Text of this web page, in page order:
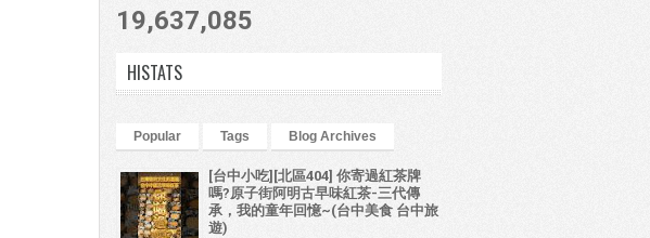
19,637,085
HISTATS
Popular Tags Blog Archives
[台中小吃][北區404] 你寄過紅茶牌
嗎?原子街阿明古早味紅茶-三代傳
承，我的童年回憶~(台中美食 台中旅
遊)